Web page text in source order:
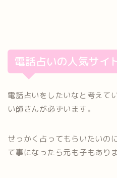
電話占いの人気サイ
電話占いをしたいなと考えて
い師さんが必ずいます。
せっかく占ってもらいたいの
て事になったら元も子もありま